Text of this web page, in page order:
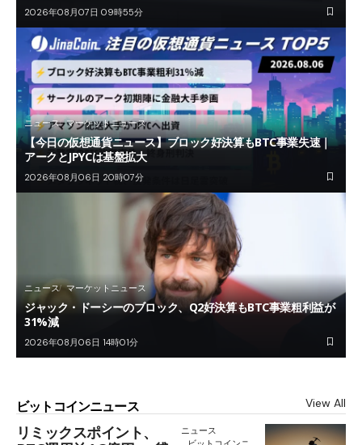
2026年08月07日 09時55分
ニュース マーケットニュース
【今日の仮想通貨ニュース】ブロック好決算もBTC事業失速｜
アークとJPYCは基盤拡大
2026年08月06日 20時07分
ニュース マーケットニュース
ジャック・ドーシーのブロック、Q2好決算もBTC事業粗利益が
31%減
2026年08月06日 14時01分
ビットコインニュース View All
リミックスポイント、
ニュース